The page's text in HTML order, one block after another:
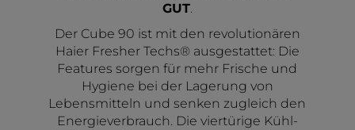
GUT.
Der Cube 90 ist mit den revolutionären
Haier Fresher Techs® ausgestattet: Die
Features sorgen für mehr Frische und
Hygiene bei der Lagerung von
Lebensmitteln und senken zugleich den
Energieverbrauch. Die viertürige Kühl-